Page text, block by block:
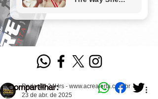
Redação 24Hrs - www.acrealerta.com.br
23 de abr. de 2025
Compartilhar: